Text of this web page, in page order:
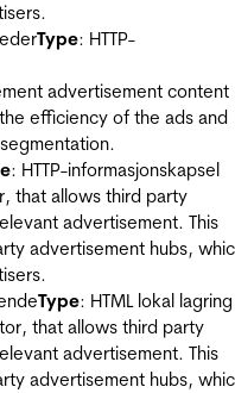
Type: HTTP-
advertisement content
efficiency of the ads and
: HTTP-informasjonskapsel
that allows third party
advertisement. This
advertisement hubs,
Type: HTML lokal lagring
that allows third party
advertisement. This
advertisement hubs,